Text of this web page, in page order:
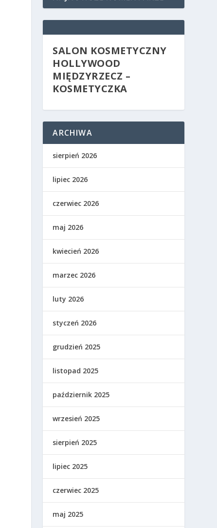
SALON KOSMETYCZNY
HOLLYWOOD
MIĘDZYRZECZ –
KOSMETYCZKA
ARCHIWA
sierpień 2026
lipiec 2026
czerwiec 2026
maj 2026
kwiecień 2026
marzec 2026
luty 2026
styczeń 2026
grudzień 2025
listopad 2025
październik 2025
wrzesień 2025
sierpień 2025
lipiec 2025
czerwiec 2025
maj 2025